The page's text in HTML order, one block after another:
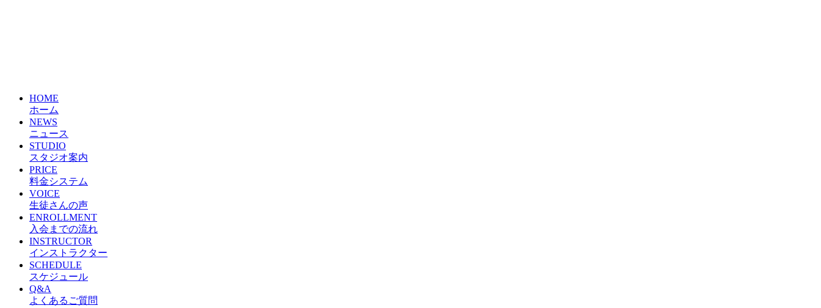
HOME
ホーム
NEWS
ニュース
STUDIO
スタジオ案内
PRICE
料金システム
VOICE
生徒さんの声
ENROLLMENT
入会までの流れ
INSTRUCTOR
インストラクター
SCHEDULE
スケジュール
Q&A
よくあるご質問